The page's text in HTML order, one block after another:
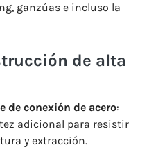
ganzúas e incluso la
de alta
de conexión de acero:
adicional para resistir
y extracción.